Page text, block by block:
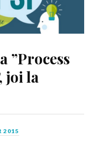
”Process
joi la
2015